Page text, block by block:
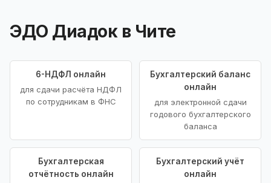
ЭДО Диадок в Чите
6-НДФЛ онлайн
для сдачи расчёта НДФЛ
по сотрудникам в ФНС
Бухгалтерский баланс
онлайн
для электронной сдачи
годового бухгалтерского
баланса
Бухгалтерская
отчётность онлайн
Бухгалтерский учёт
онлайн